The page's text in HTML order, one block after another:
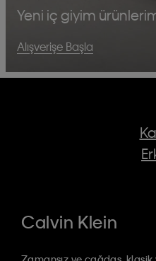
Yeni iç giyim
Alışverişe Başla
Calvin Klein